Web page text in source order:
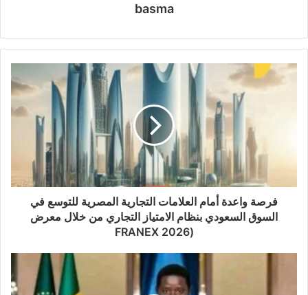
basma
فرصة واعدة أمام العلامات التجارية المصرية للتوسع في
السوق السعودي بنظام الامتياز التجاري من خلال معرض
(FRANEX 2026